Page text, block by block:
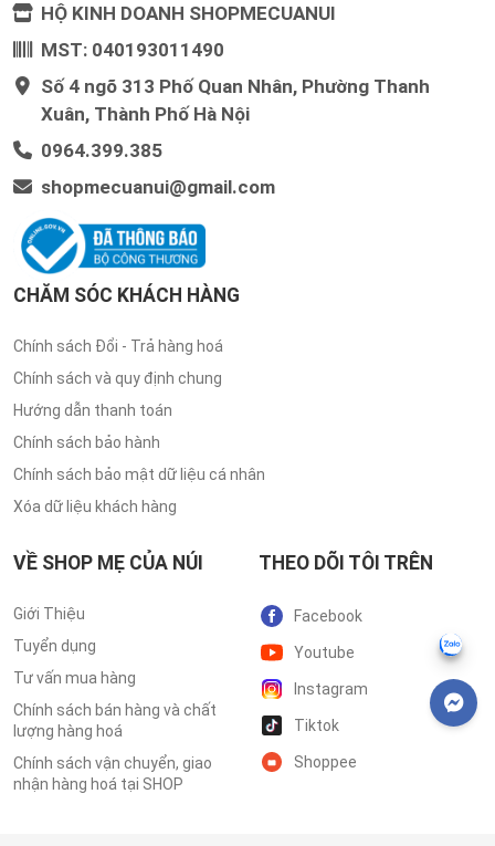
HỘ KINH DOANH SHOPMECUANUI
MST: 040193011490
Số 4 ngõ 313 Phố Quan Nhân, Phường Thanh
Xuân, Thành Phố Hà Nội
0964.399.385
shopmecuanui@gmail.com
CHĂM SÓC KHÁCH HÀNG
Chính sách Đổi - Trả hàng hoá
Chính sách và quy định chung
Hướng dẫn thanh toán
Chính sách bảo hành
Chính sách bảo mật dữ liệu cá nhân
Xóa dữ liệu khách hàng
VỀ SHOP MẸ CỦA NÚI
Giới Thiệu
Tuyển dụng
Tư vấn mua hàng
Chính sách bán hàng và chất
lượng hàng hoá
Chính sách vận chuyển, giao
nhận hàng hoá tại SHOP
THEO DÕI TÔI TRÊN
Facebook
Youtube
Instagram
Tiktok
Shoppee